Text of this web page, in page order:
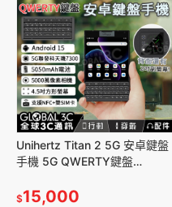
Unihertz Titan 2 5G 安卓鍵盤
手機 5G QWERTY鍵盤
$15,000